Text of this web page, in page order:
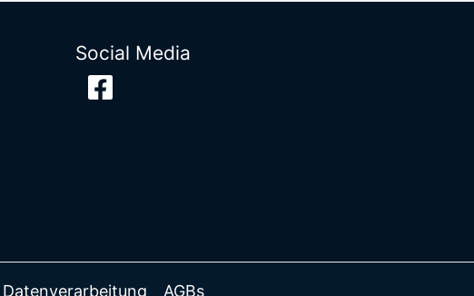
Social Media
Datenverarbeitung AGBs